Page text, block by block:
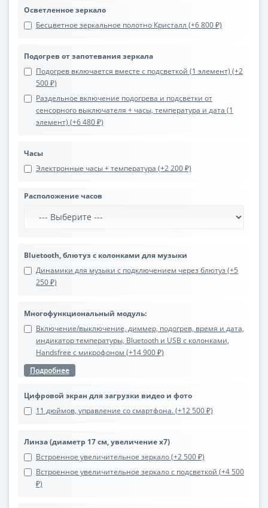
Осветленное зеркало
Бесцветное зеркальное полотно Кристалл (+6 800 ₽)
Подогрев от запотевания зеркала
Подогрев включается вместе с подсветкой (1 элемент) (+2
500 ₽)
Раздельное включение подогрева и подсветки от
сенсорного выключателя + часы, температура и дата (1
элемент) (+6 480 ₽)
Часы
Электронные часы + температура (+2 200 ₽)
Расположение часов
Bluetooth, блютуз с колонками для музыки
Динамики для музыки с подключением через блютуз (+5
250 ₽)
Многофункциональный модуль:
Включение/выключение, диммер, подогрев, время и дата,
индикатор температуры, Bluetooth и USB с колонками,
Handsfree с микрофоном (+14 900 ₽)
Подробнее
Цифровой экран для загрузки видео и фото
11 дюймов, управление со смартфона. (+12 500 ₽)
Линза (диаметр 17 см, увеличение х7)
Встроенное увеличительное зеркало (+2 500 ₽)
Встроенное увеличительное зеркало с подсветкой (+4 500
₽)